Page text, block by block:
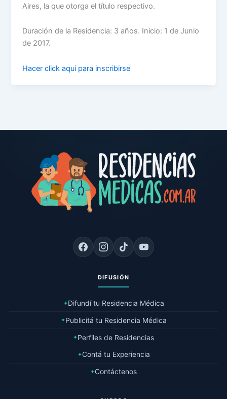
Aires, la que otorga el título respectivo.
Duración de la Residencia: 3 años. Inicio: 1 de Junio
de 2017.
Hacer click aquí para inscribirse
DIFUSIÓN
✦Difundí tu Residencia Médica
✦Publicitá tu Residencia Médica
✦Perfiles de Residencias
✦Contá tu Experiencia
✦Contáctenos